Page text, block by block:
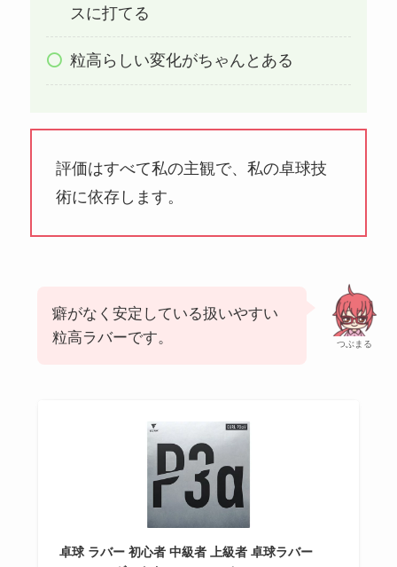
スに打てる
粒高らしい変化がちゃんとある
評価はすべて私の主観で、私の卓球技
術に依存します。
つぶまる
癖がなく安定している扱いやすい
粒高ラバーです。
卓球 ラバー 初心者 中級者 上級者 卓球ラバー